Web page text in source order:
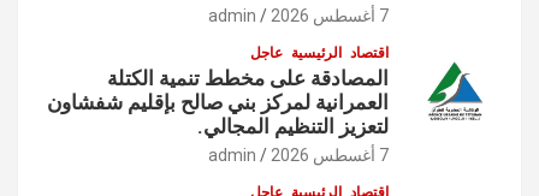
7 أغسطس 2026 admin
اقتصاد الرئيسية عاجل
المصادقة على مخطط تنمية الكتلة
العمرانية لمركز بني صالح بإقليم شفشاون
لتعزيز التنظيم المجالي.
7 أغسطس 2026 admin
اقتصاد الرئيسية عاجل